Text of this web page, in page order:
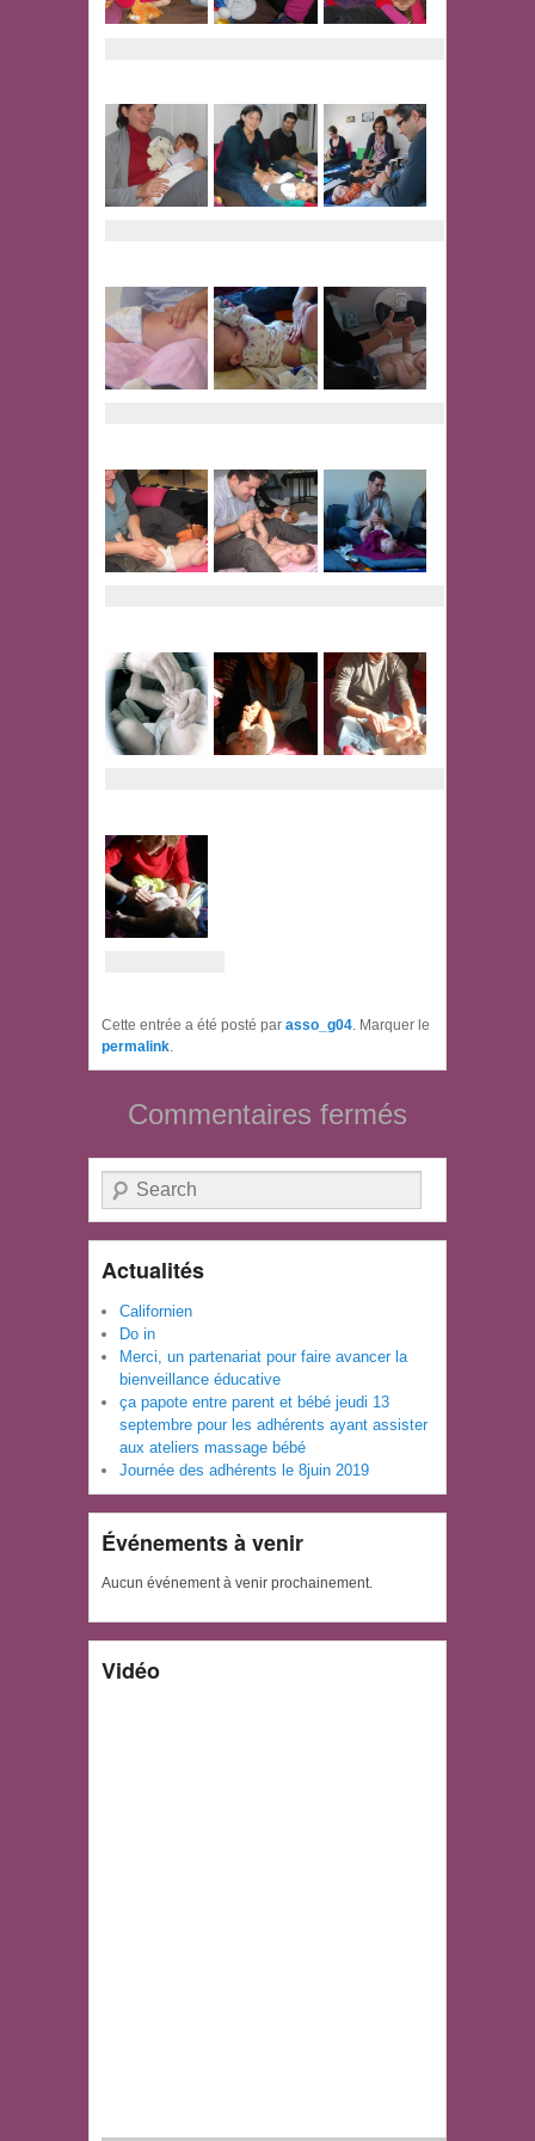
Cette entrée a été posté par asso_g04 . Marquer le
permalink
Commentaires fermés
Recherche
Actualités
Californien
Do in
Merci, un partenariat pour faire avancer la
bienveillance éducative
ça papote entre parent et bébé jeudi 13
septembre pour les adhérents ayant assister
aux ateliers massage bébé
Journée des adhérents le 8juin 2019
Événements à venir
Aucun événement à venir prochainement.
Vidéo